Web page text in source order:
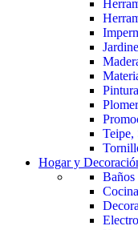
Teipe,
Hogar y
Baños